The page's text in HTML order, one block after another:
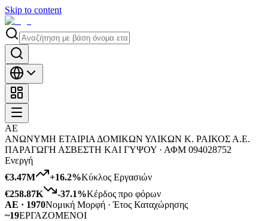
Skip to content
ΑΕ
ΑΝΩΝΥΜΗ ΕΤΑΙΡΙΑ ΔΟΜΙΚΩΝ ΥΛΙΚΩΝ Κ. ΡΑΙΚΟΣ Α.Ε.
ΠΑΡΑΓΩΓΗ ΑΣΒΕΣΤΗ ΚΑΙ ΓΥΨΟΥ · ΑΦΜ 094028752
Ενεργή
€3.47M
+16.2%Κύκλος Εργασιών
€258.87K
-37.1%Κέρδος προ φόρων
ΑΕ · 1970Νομική Μορφή · Έτος Καταχώρησης
~19ΕΡΓΑΖΟΜΕΝΟΙ